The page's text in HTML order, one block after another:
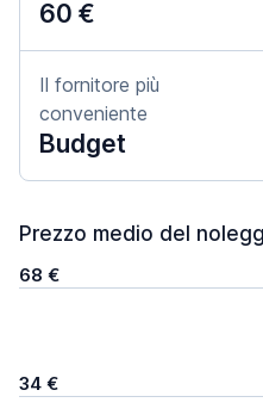
60 €
Il fornitore più
conveniente
Budget
Prezzo medio del
68 €
34 €